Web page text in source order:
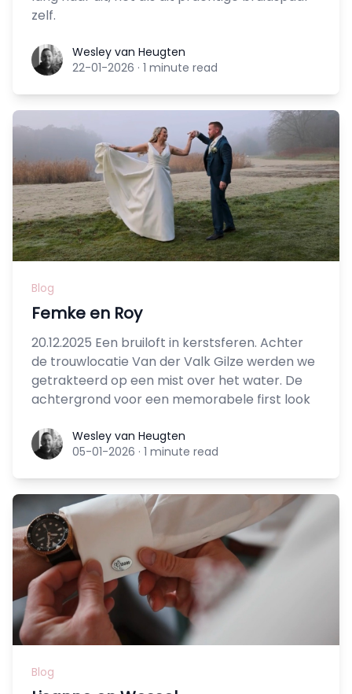
zelf.
Wesley van Heugten
Wesley van Heugten
22-01-2026 · 1 minute read
Blog
Femke en Roy
20.12.2025 Een bruiloft in kerstsferen. Achter
de trouwlocatie Van der Valk Gilze werden we
getrakteerd op een mist over het water. De
achtergrond voor een memorabele first look
Wesley van Heugten
Wesley van Heugten
05-01-2026 · 1 minute read
Blog